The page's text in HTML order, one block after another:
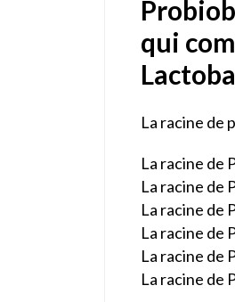
qui
La racine de
La racine de
La racine de
La racine de
La racine de
La racine de
La racine de